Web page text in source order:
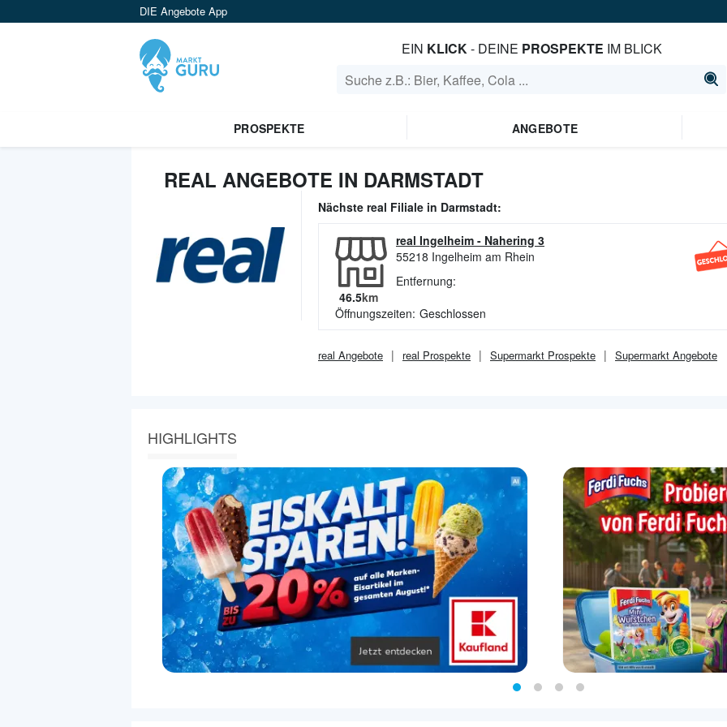
DIE Angebote App
EIN KLICK- DEINE PROSPEKTE IM BLICK
PROSPEKTE ANGEBOTE
REAL ANGEBOTE IN DARMSTADT
Nächste real Filiale in Darmstadt:
real Ingelheim - Nahering 3
55218 Ingelheim am Rhein
Entfernung:
46.5km
Öffnungszeiten: Geschlossen
real Angebote real Prospekte Supermarkt Prospekte Supermarkt Angebote
HIGHLIGHTS